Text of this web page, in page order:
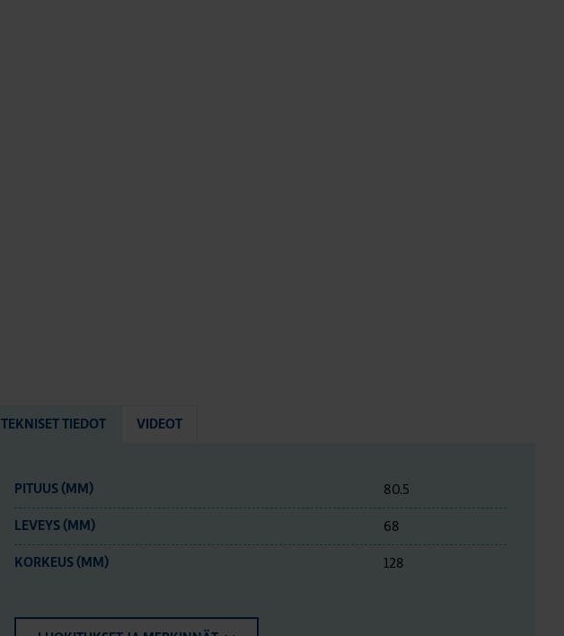
TEKNISET TIEDOT VIDEOT
PITUUS (MM) 80.5
LEVEYS (MM) 68
KORKEUS (MM) 128